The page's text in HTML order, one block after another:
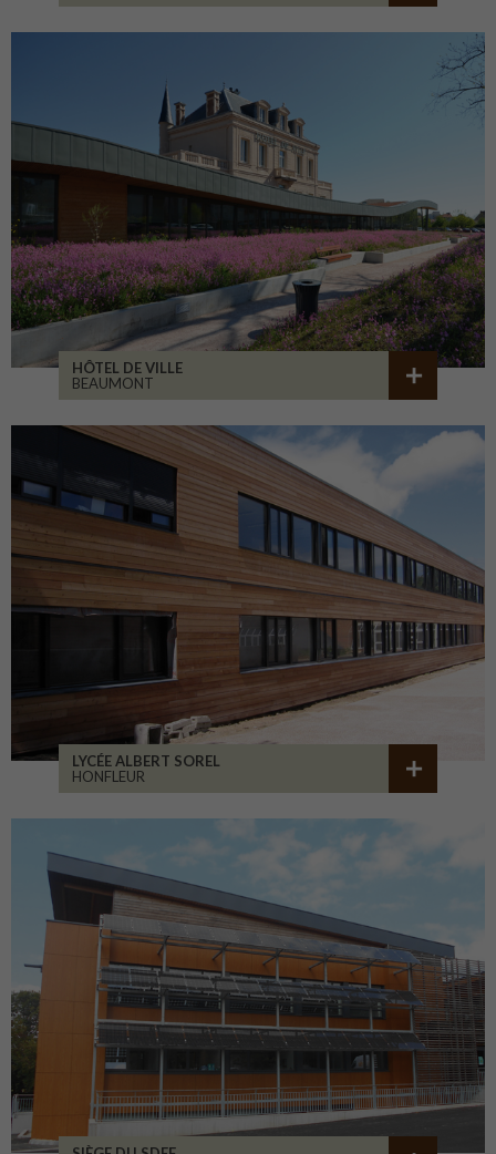
HÔTEL DE VILLE
BEAUMONT
LYCÉE ALBERT SOREL
HONFLEUR